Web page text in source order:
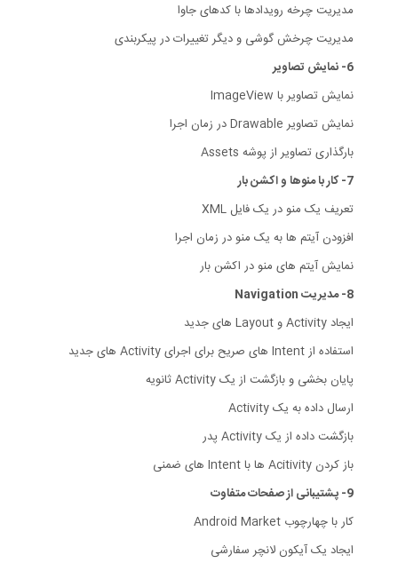
مدیریت چرخه رویدادها با کدهای جاوا
مدیریت چرخش گوشی و دیگر تغییرات در پیکربندی
6- نمایش تصاویر
نمایش تصاویر با ImageView
نمایش تصاویر Drawable در زمان اجرا
بارگذاری تصاویر از پوشه Assets
7- کار با منوها و اکشن بار
تعریف یک منو در یک فایل XML
افزودن آیتم ها به یک منو در زمان اجرا
نمایش آیتم های منو در اکشن بار
8- مدیریت Navigation
ایجاد Activity و Layout های جدید
استفاده از Intent های صریح برای اجرای Activity های جدید
پایان بخشی و بازگشت از یک Activity ثانویه
ارسال داده به یک Activity
بازگشت داده از یک Activity پدر
باز کردن Acitivity ها با Intent های ضمنی
9- پشتیبانی از صفحات متفاوت
کار با چهارچوب Android Market
ایجاد یک آیکون لانچر سفارشی